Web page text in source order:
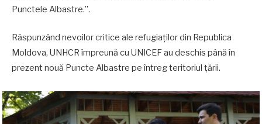
Punctele Albastre.”.
Răspunzând nevoilor critice ale refugiaților din Republica
Moldova, UNHCR împreună cu UNICEF au deschis până în
prezent nouă Puncte Albastre pe întreg teritoriul țării.